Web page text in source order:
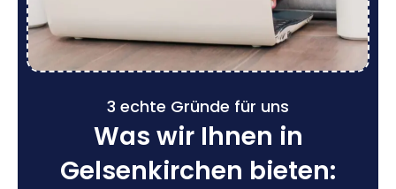
3 echte Gründe für uns
Was wir Ihnen in
Gelsenkirchen bieten: